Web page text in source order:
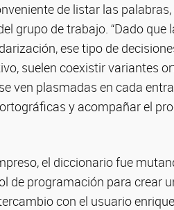
de listar las palabras,
grupo de trabajo. “Dado que
ese tipo de
suelen coexistir variantes
se ven plasmadas en cada
y acompañar el
el diccionario fue
de programación para crear
con el usuario